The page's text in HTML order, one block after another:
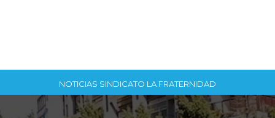
NOTICIAS SINDICATO LA FRATERNIDAD